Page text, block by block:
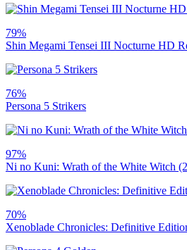
79%
Shin Megami Tensei III Nocturne HD
76%
Persona 5 Strikers
97%
Ni no Kuni: Wrath of the White Witch
70%
Xenoblade Chronicles: Definitive